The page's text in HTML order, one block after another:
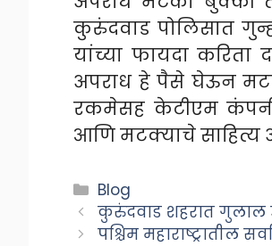
कुरुंदवाड पोलिसात
यांच्या फायदा करिता
अपराध हे पैसे घेऊन
रकमेसह केटीएम
आणि मटक्याचे साहित्य
Categories
Blog
कुरुंदवाड शहरात
पश्चिम महाराष्ट्रातील